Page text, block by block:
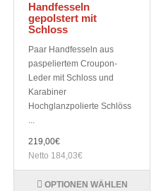
Handfesseln
gepolstert mit
Schloss
Paar Handfesseln aus
paspeliertem Croupon-
Leder mit Schloss und
Karabiner
Hochglanzpolierte Schlöss
...
219,00€
Netto 184,03€
OPTIONEN WÄHLEN